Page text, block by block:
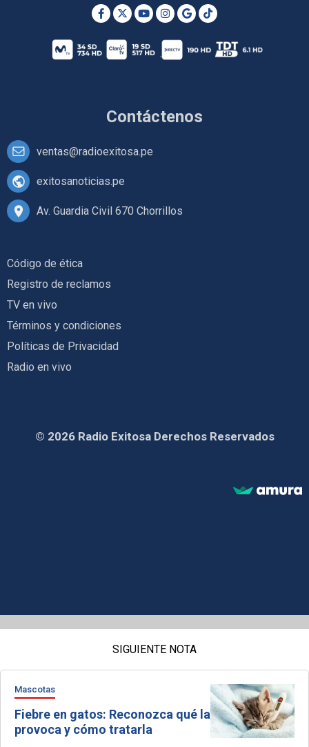
Contáctenos
ventas@radioexitosa.pe
exitosanoticias.pe
Av. Guardia Civil 670 Chorrillos
Código de ética
Registro de reclamos
TV en vivo
Términos y condiciones
Políticas de Privacidad
Radio en vivo
© 2026 Radio Exitosa Derechos Reservados
SIGUIENTE NOTA
Mascotas
Fiebre en gatos: Reconozca qué la
provoca y cómo tratarla